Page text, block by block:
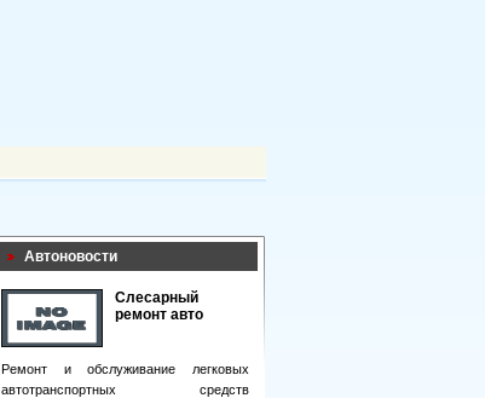
Автоновости
Слесарный
ремонт авто
Ремонт и обслуживание легковых
автотранспортных средств